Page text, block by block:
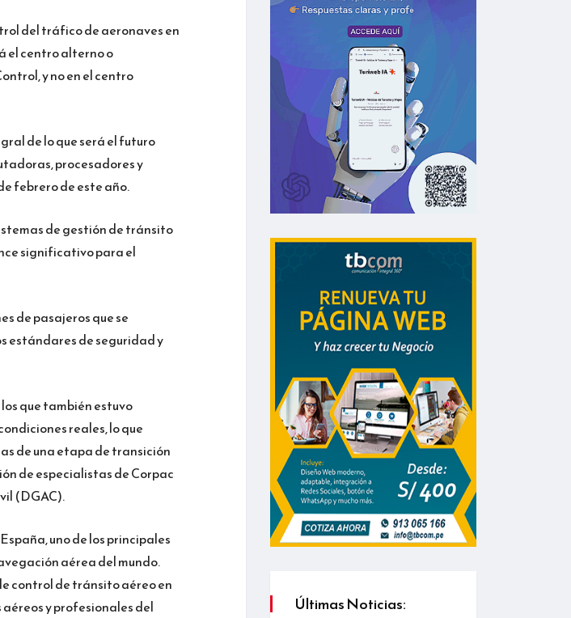
del tráfico de aeronaves en
el centro alterno o
y no en el centro
de lo que será el futuro
procesadores y
febrero de este año.
de gestión de tránsito
significativo para el
de pasajeros que se
estándares de seguridad y
que también estuvo
reales, lo que
de una etapa de transición
de especialistas de Corpac
(DGAC).
uno de los principales
aérea del mundo.
control de tránsito aéreo en
y profesionales del
Últimas Noticias: